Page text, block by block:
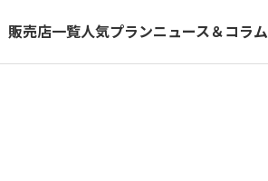
販売店一覧人気プランニュース＆コラム